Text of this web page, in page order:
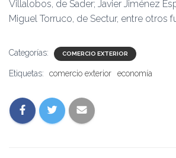
Villalobos, de Sader; Javier Jiménez
Miguel Torruco, de Sectur, entre otros
Categorías: COMERCIO EXTERIOR
Etiquetas: comercio exterior economía